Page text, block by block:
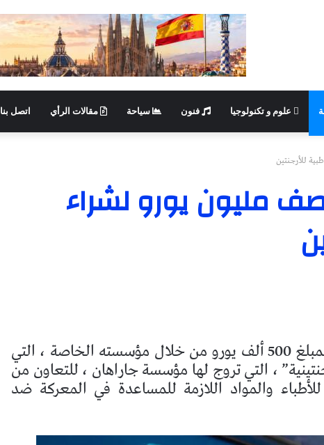
علوم و تكنولوجيا فنون سياحة مقالات الرأي اتصل بنا
للأرجنتين
مليون يورو لشراء
تبرع ليونيل ميسي ، مهاجم برشلونة ، بمبلغ 500 ألف يورو من خلال مؤسسته الخاصة ، التي
، التي تروج لها مؤسسة جاراهان ، للتعاون من
والمواد اللازمة للمساعدة في المعركة ضد